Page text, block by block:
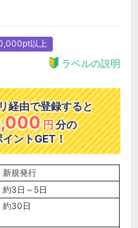
以上
ラベルの説明
経由で登録すると
円分の
イントGET！
新規発行
約3日～5日
約30日